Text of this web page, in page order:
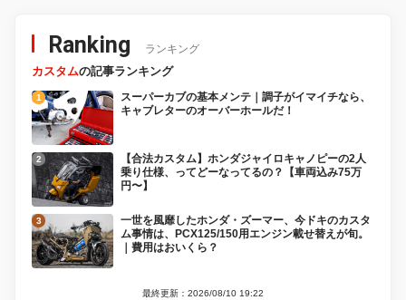
Ranking ランキング
カスタムの記事ランキング
スーパーカブの基本メンテ｜調子がイマイチなら、
キャブレターのオーバーホールだ！
【合法カスタム】ホンダジャイロキャノピーの2人
乗り仕様、ってどーなってるの？【車両込み75万
円〜】
一世を風靡したホンダ・ズーマー、今ドキのカスタ
ム事情は、PCX125/150用エンジン載せ替えが旬。
｜費用はおいくら？
最終更新：2026/08/10 19:22